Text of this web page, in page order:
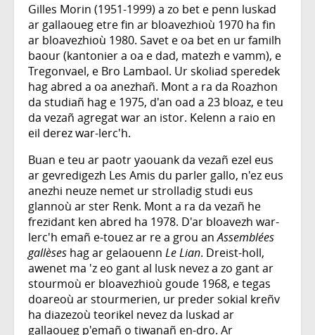
Gilles Morin (1951-1999) a zo bet e penn luskad
ar gallaoueg etre fin ar bloavezhioù 1970 ha fin
ar bloavezhioù 1980. Savet e oa bet en ur familh
baour (kantonier a oa e dad, matezh e vamm), e
Tregonvael, e Bro Lambaol. Ur skoliad speredek
hag abred a oa anezhañ. Mont a ra da Roazhon
da studiañ hag e 1975, d'an oad a 23 bloaz, e teu
da vezañ agregat war an istor. Kelenn a raio en
eil derez war-lerc'h.
Buan e teu ar paotr yaouank da vezañ ezel eus
ar gevredigezh Les Amis du parler gallo, n'ez eus
anezhi neuze nemet ur strolladig studi eus
glannoù ar ster Renk. Mont a ra da vezañ he
frezidant ken abred ha 1978. D'ar bloavezh war-
lerc'h emañ e-touez ar re a grou anAssemblées
gallèses hag ar gelaouenn Le Lian. Dreist-holl,
awenet ma 'z eo gant al lusk nevez a zo gant ar
stourmoù er bloavezhioù goude 1968, e tegas
doareoù ar stourmerien, ur preder sokial kreñv
ha diazezoù teorikel nevez da luskad ar
gallaoueg p'emañ o tiwanañ en-dro. Ar